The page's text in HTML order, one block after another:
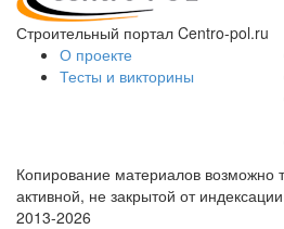
Строительный портал Centro-pol.ru
О проекте
Тесты и викторины
Копирование материалов возможно
активной, не закрытой от
2013-2026